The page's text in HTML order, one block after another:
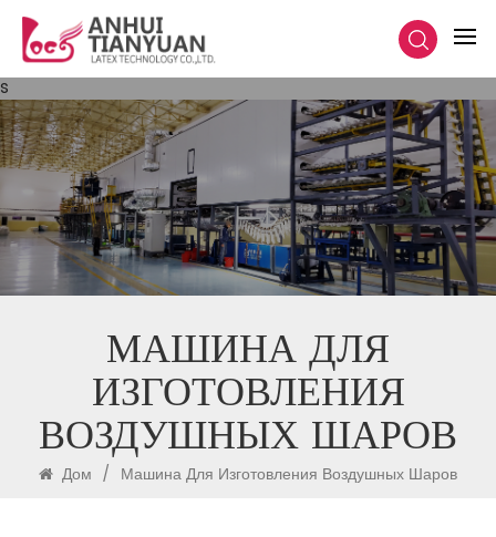
s
МАШИНА ДЛЯ
ИЗГОТОВЛЕНИЯ
ВОЗДУШНЫХ ШАРОВ
Дом / Машина Для Изготовления Воздушных Шаров